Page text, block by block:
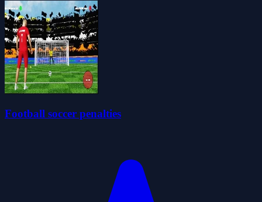
Football soccer penalties